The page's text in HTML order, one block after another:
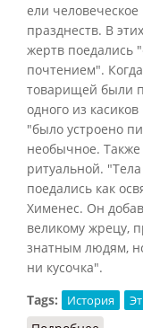
ели
празднеств. В
жертв поедались
почтением".
товарищей были
одного из
"было устроено
необычное.
ритуальной.
поедались как
Хименес. Он
великому жрецу,
знатным людям,
ни кусочка".
Tags:
История